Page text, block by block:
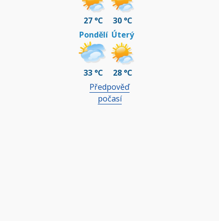
27 °C
30 °C
Pondělí
33 °C
Úterý
28 °C
Předpověď
počasí